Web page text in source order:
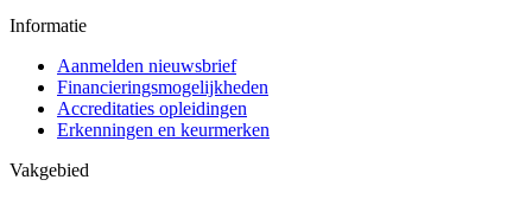
Informatie
Aanmelden nieuwsbrief
Financieringsmogelijkheden
Accreditaties opleidingen
Erkenningen en keurmerken
Vakgebied